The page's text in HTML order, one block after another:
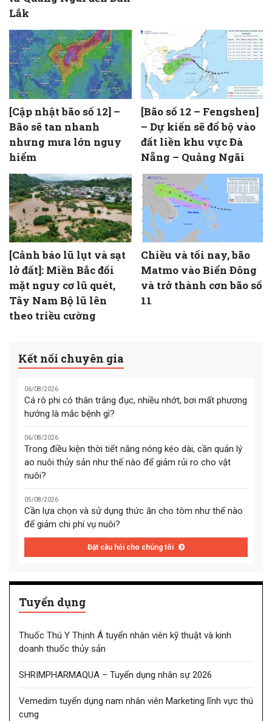
Lắk
[Cập nhật bão số 12] –
Bão sẽ tan nhanh
nhưng mưa lớn nguy
hiểm
[Bão số 12 – Fengshen]
– Dự kiến sẽ đổ bộ vào
đất liền khu vực Đà
Nẵng – Quảng Ngãi
[Cảnh báo lũ lụt và sạt
lở đất]: Miền Bắc đối
mặt nguy cơ lũ quét,
Tây Nam Bộ lũ lên
theo triều cường
Chiều và tối nay, bão
Matmo vào Biển Đông
và trở thành cơn bão số
11
Kết nối chuyên gia
06/08/2026
Cá rô phi có thân trắng đục, nhiều nhớt, bơi mất phương
hướng là mắc bệnh gì?
06/08/2026
Trong điều kiện thời tiết nắng nóng kéo dài, cần quản lý
ao nuôi thủy sản như thế nào để giảm rủi ro cho vật
nuôi?
05/08/2026
Cần lựa chọn và sử dụng thức ăn cho tôm như thế nào
để giảm chi phí vụ nuôi?
Đặt câu hỏi cho chúng tôi
Tuyển dụng
Thuốc Thú Y Thịnh Á tuyển nhân viên kỹ thuật và kinh
doanh thuốc thủy sản
SHRIMPHARMAQUA – Tuyển dụng nhân sự 2026
Vemedim tuyển dụng nam nhân viên Marketing lĩnh vực thú
cưng